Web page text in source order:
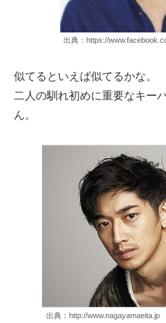
出典：https://
似てるといえば似てるかな。
二人の馴れ初めに重要なキー
ん。
出典：http://www.nagayamaeita.jp